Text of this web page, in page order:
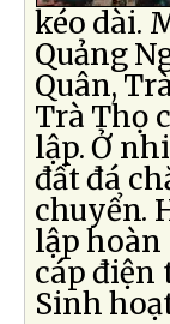
kéo dài.
Quảng
Quân,
Trà Thọ
lập. Ở
đất đá
chuyển.
lập hoàn
cáp điện
Sinh